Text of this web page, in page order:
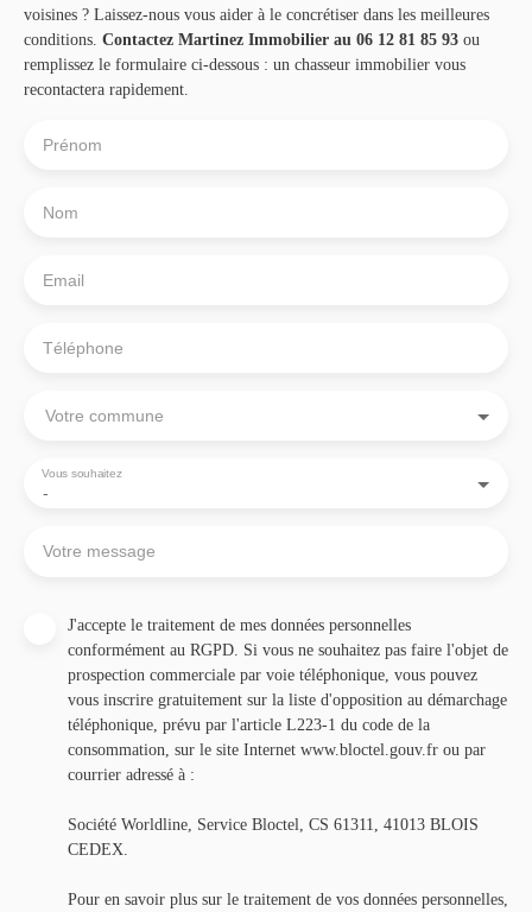
voisines ? Laissez-nous vous aider à le concrétiser dans les meilleures
conditions. Contactez Martinez Immobilier au 06 12 81 85 93 ou
remplissez le formulaire ci-dessous : un chasseur immobilier vous
recontactera rapidement.
Prénom
Nom
Email
Téléphone
Votre commune
-
Vous souhaitez
Votre message
J'accepte le traitement de mes données personnelles
conformément au RGPD. Si vous ne souhaitez pas faire l'objet de
prospection commerciale par voie téléphonique, vous pouvez
vous inscrire gratuitement sur la liste d'opposition au démarchage
téléphonique, prévu par l'article L223-1 du code de la
consommation, sur le site Internet www.bloctel.gouv.fr ou par
courrier adressé à :
Société Worldline, Service Bloctel, CS 61311, 41013 BLOIS
CEDEX.
Pour en savoir plus sur le traitement de vos données personnelles,